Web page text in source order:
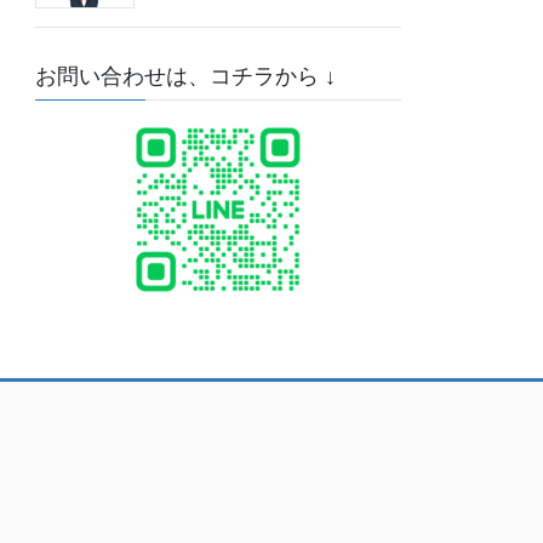
お問い合わせは、コチラから ↓